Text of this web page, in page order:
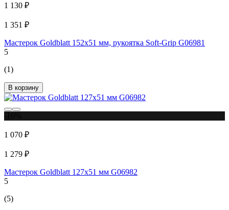
1 130 ₽
1 351 ₽
Мастерок Goldblatt 152x51 мм, рукоятка Soft-Grip G06981
5
(1)
В корзину
1 070 ₽
1 279 ₽
Мастерок Goldblatt 127x51 мм G06982
5
(5)